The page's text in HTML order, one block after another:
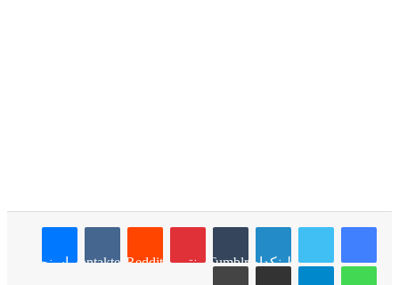
لينكدإن Tumblr بينتيريستReddit
VKontakteماسنجر